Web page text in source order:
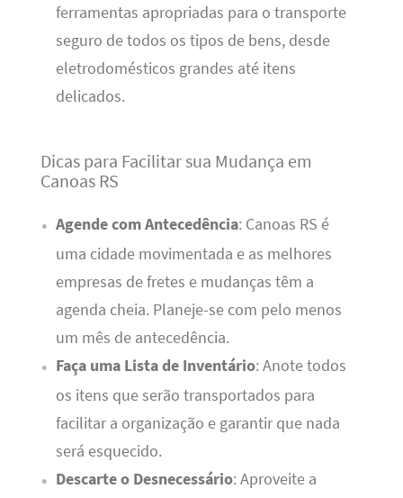
ferramentas apropriadas para o transporte
seguro de todos os tipos de bens, desde
eletrodomésticos grandes até itens
delicados.
Dicas para Facilitar sua Mudança em
Canoas RS
Agende com Antecedência: Canoas RS é
uma cidade movimentada e as melhores
empresas de fretes e mudanças têm a
agenda cheia. Planeje-se com pelo menos
um mês de antecedência.
Faça uma Lista de Inventário: Anote todos
os itens que serão transportados para
facilitar a organização e garantir que nada
será esquecido.
Descarte o Desnecessário: Aproveite a